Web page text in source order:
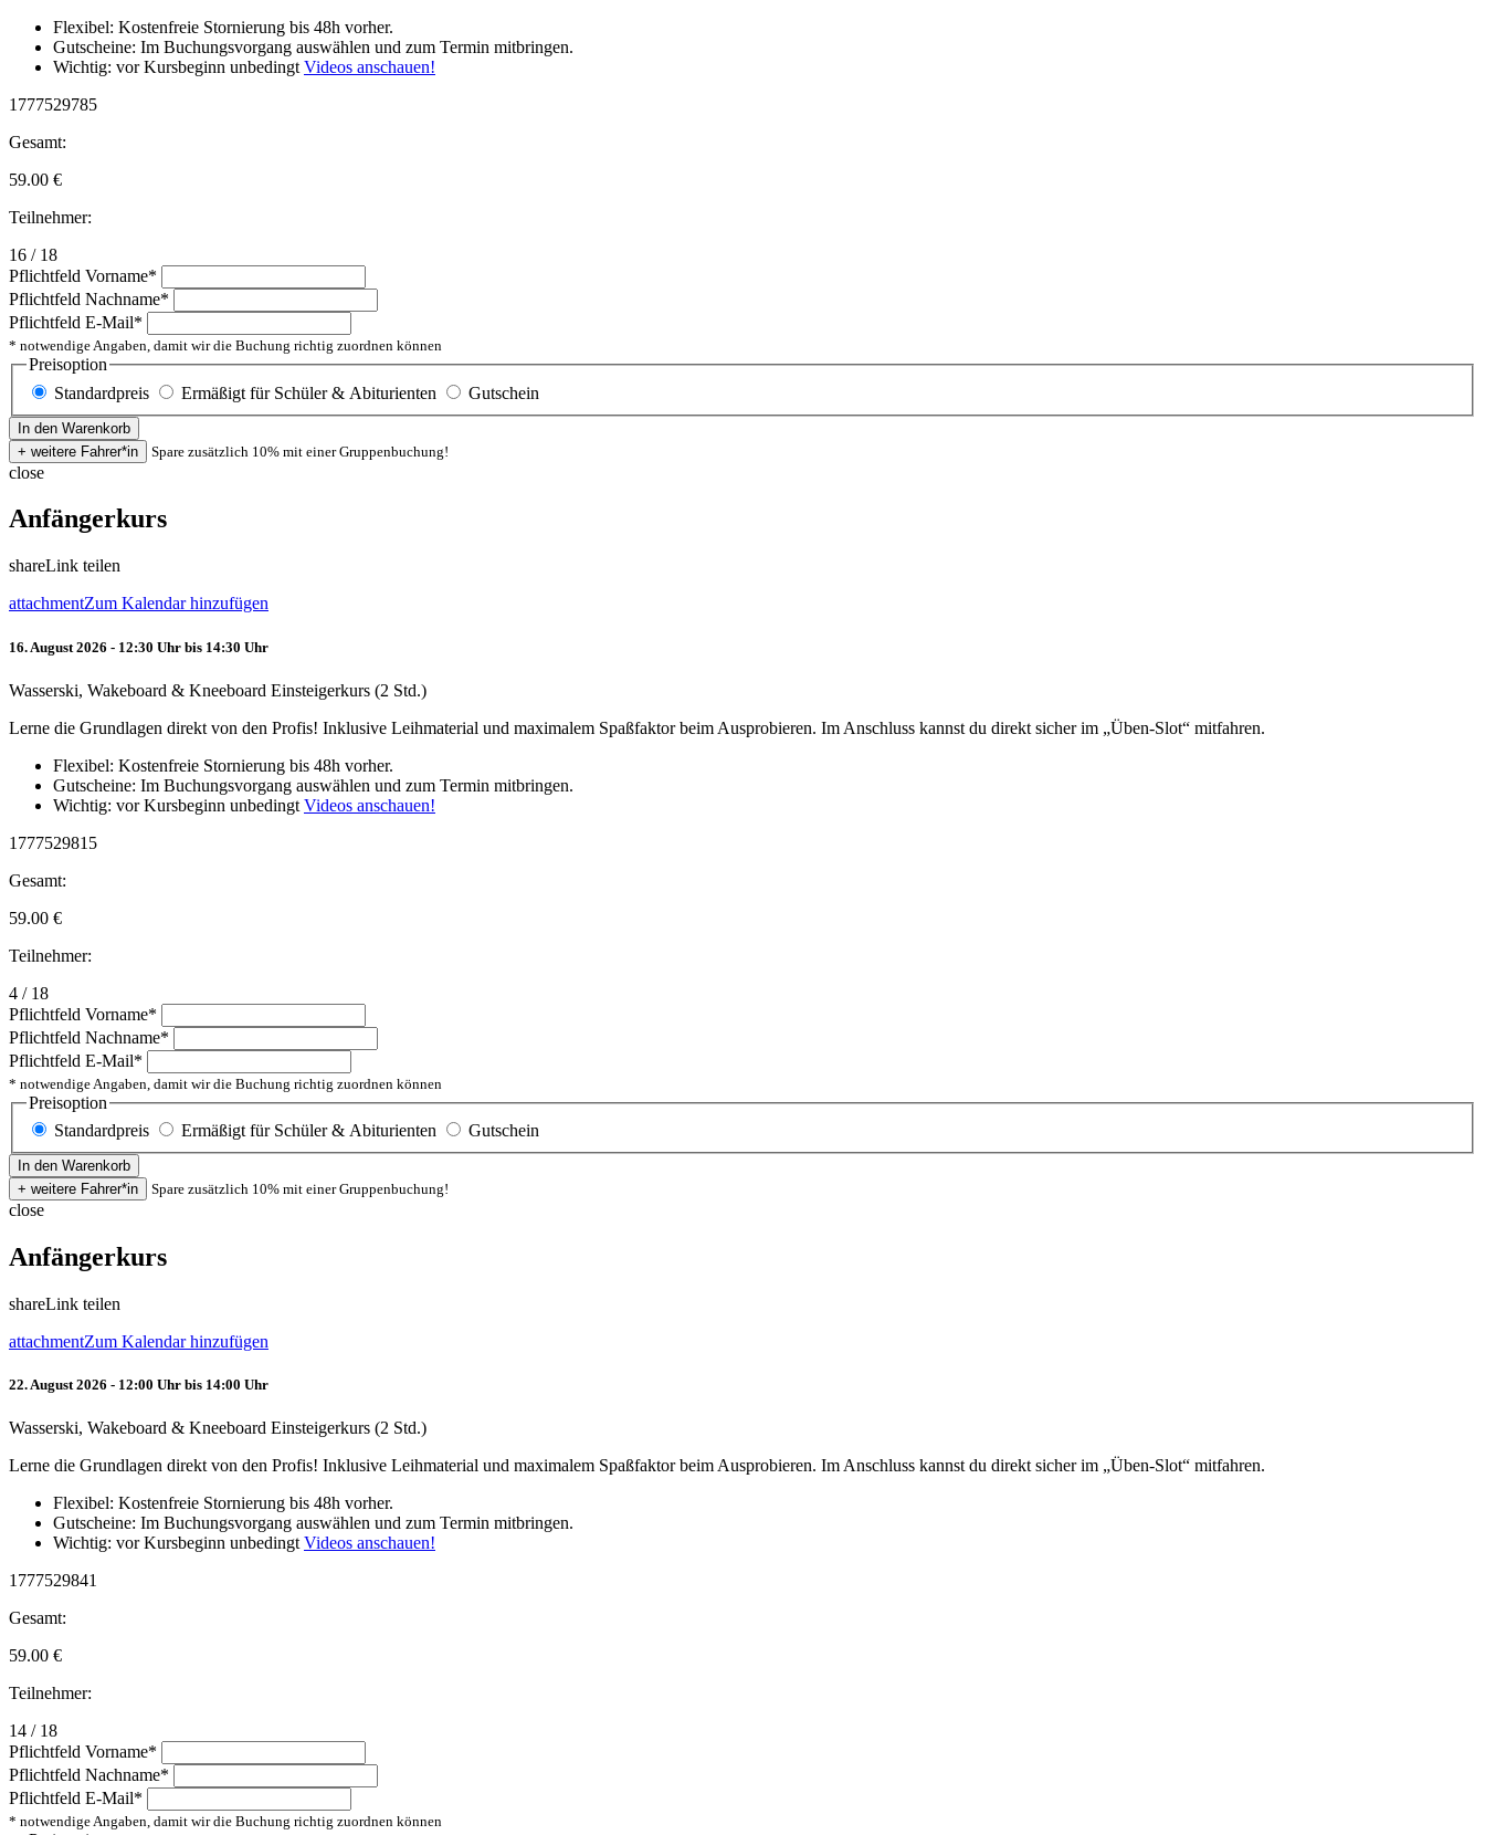
Flexibel: Kostenfreie Stornierung bis 48h vorher.
Gutscheine: Im Buchungsvorgang auswählen und zum Termin mitbringen.
Wichtig: vor Kursbeginn unbedingt Videos anschauen!
1777529785
Gesamt:
59.00 €
Teilnehmer:
16 / 18
Pflichtfeld Vorname*
Pflichtfeld Nachname*
Pflichtfeld E-Mail*
* notwendige Angaben, damit wir die Buchung richtig zuordnen können
Preisoption
Standardpreis
Ermäßigt für Schüler & Abiturienten Gutschein
Spare zusätzlich 10% mit einer Gruppenbuchung!
close
Anfängerkurs
shareLink teilen
attachmentZum Kalendar hinzufügen
16. August 2026 - 12:30 Uhr bis 14:30 Uhr
Wasserski, Wakeboard & Kneeboard Einsteigerkurs (2 Std.)
Lerne die Grundlagen direkt von den Profis! Inklusive Leihmaterial und maximalem Spaßfaktor beim Ausprobieren. Im Anschluss kannst du direkt sicher im „Üben-Slot“ mitfahren.
Flexibel: Kostenfreie Stornierung bis 48h vorher.
Gutscheine: Im Buchungsvorgang auswählen und zum Termin mitbringen.
Wichtig: vor Kursbeginn unbedingt Videos anschauen!
1777529815
Gesamt:
59.00 €
Teilnehmer:
4 / 18
Pflichtfeld Vorname*
Pflichtfeld Nachname*
Pflichtfeld E-Mail*
* notwendige Angaben, damit wir die Buchung richtig zuordnen können
Preisoption
Standardpreis
Ermäßigt für Schüler & Abiturienten Gutschein
Spare zusätzlich 10% mit einer Gruppenbuchung!
close
Anfängerkurs
shareLink teilen
attachmentZum Kalendar hinzufügen
22. August 2026 - 12:00 Uhr bis 14:00 Uhr
Wasserski, Wakeboard & Kneeboard Einsteigerkurs (2 Std.)
Lerne die Grundlagen direkt von den Profis! Inklusive Leihmaterial und maximalem Spaßfaktor beim Ausprobieren. Im Anschluss kannst du direkt sicher im „Üben-Slot“ mitfahren.
Flexibel: Kostenfreie Stornierung bis 48h vorher.
Gutscheine: Im Buchungsvorgang auswählen und zum Termin mitbringen.
Wichtig: vor Kursbeginn unbedingtVideos anschauen!
1777529841
Gesamt:
59.00 €
Teilnehmer:
14 / 18
Pflichtfeld Vorname*
Pflichtfeld Nachname*
Pflichtfeld E-Mail*
* notwendige Angaben, damit wir die Buchung richtig zuordnen können